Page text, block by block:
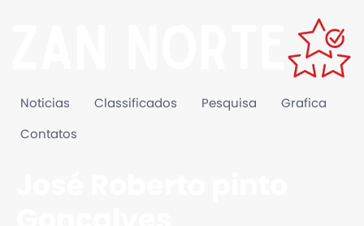
Noticias Classificados Pesquisa Grafica
Contatos